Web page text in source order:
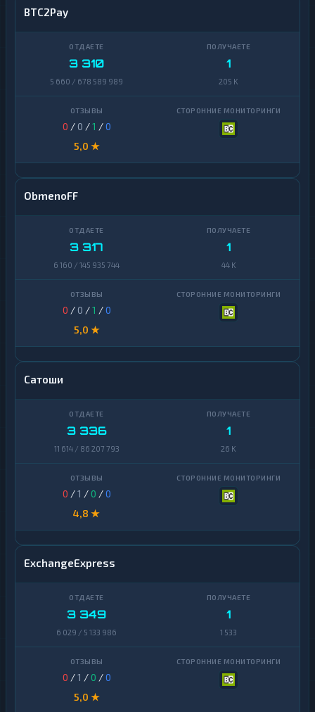
BTC2Pay
3 310
5 660 / 678 589 989
1
205 K
0 / 0 /1 /0
5,0 ★
ObmenoFF
3 317
6 160 / 145 935 744
1
44 K
0 / 0 /1 /0
5,0 ★
Сатоши
3 336
11 614 / 86 207 793
1
26 K
0 /1 /0 /0
4,8 ★
ExchangeExpress
3 349
6 029 / 5 133 986
1
1 533
0 /1 /0 /0
5,0 ★